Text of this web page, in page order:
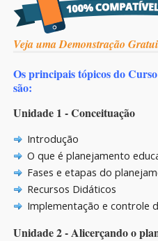
Veja uma Demonstração
Os principais tópicos do
são:
Unidade 1 - Conceituação
Introdução
O que é planejamento
Fases e etapas do
Recursos Didáticos
Implementação e controle
Unidade 2 - Alicerçando o